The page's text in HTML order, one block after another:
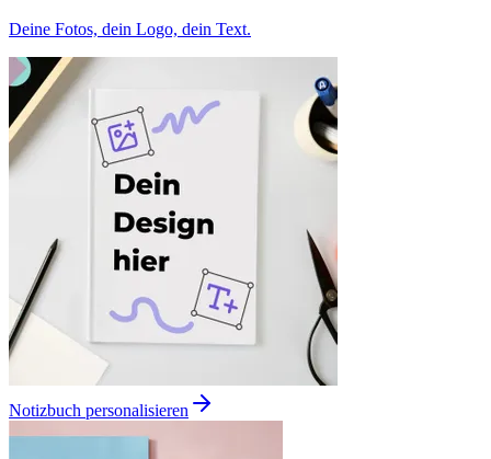
Deine Fotos, dein Logo, dein Text.
Notizbuch personalisieren